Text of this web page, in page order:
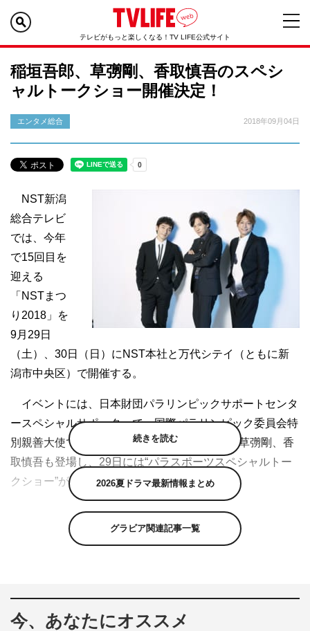
テレビがもっと楽しくなる！TV LIFE公式サイト
稲垣吾郎、草彅剛、香取慎吾のスペシ
ャルトークショー開催決定！
エンタメ総合 2018年09月04日
NST新潟
総合テレビ
では、今年
で15回目を
迎える
「NSTまつ
り2018」を
9月29日
（土）、30日（日）にNST本社と万代シテイ（ともに新
潟市中央区）で開催する。
イベントには、日本財団パラリンピックサポートセンタ
ースペシャルサポーターで、国際パラリンピック委員会特
別親善大使でもある“新しい地図”の稲垣吾郎、草彅剛、香
取慎吾も登場し、29日には“パラスポーツスペシャルトー
クショー”が開催されることも決定した。
当日はトークショーのほか、3人によるパラスポーツ応
援ソング「雨あがりのステップ」の披露も。イベントの模
「NSTまつり」では、ほかに、全国の有名店5店舗が一
堂に会する“ラーメンWARS”や、BENIのライブステージ、
続きを読む
2026夏ドラマ最新情報まとめ
グラビア関連記事一覧
今、あなたにオススメ